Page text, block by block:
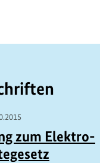
zum Elektro-